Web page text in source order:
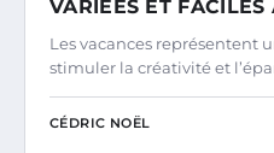
VARIÉES ET FACILES
Les vacances représentent
stimuler la créativité et
CÉDRIC NOËL